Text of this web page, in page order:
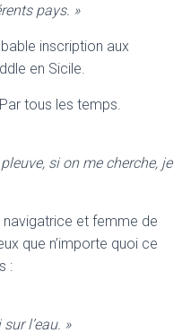
pays. »
inscription aux
en Sicile.
tous les temps.
pleuve, si on me cherche, je
navigatrice et femme de
que n’importe quoi ce
:
l’eau. »